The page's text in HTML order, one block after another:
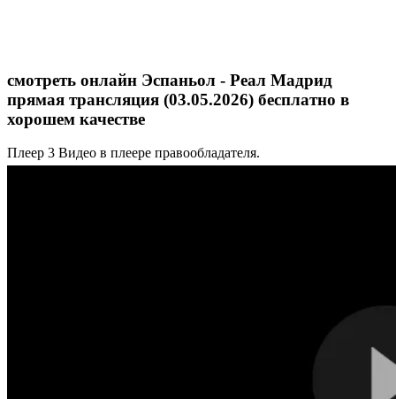
смотреть онлайн Эспаньол - Реал Мадрид
прямая трансляция (03.05.2026) бесплатно в
хорошем качестве
Плеер 3 Видео в плеере правообладателя.